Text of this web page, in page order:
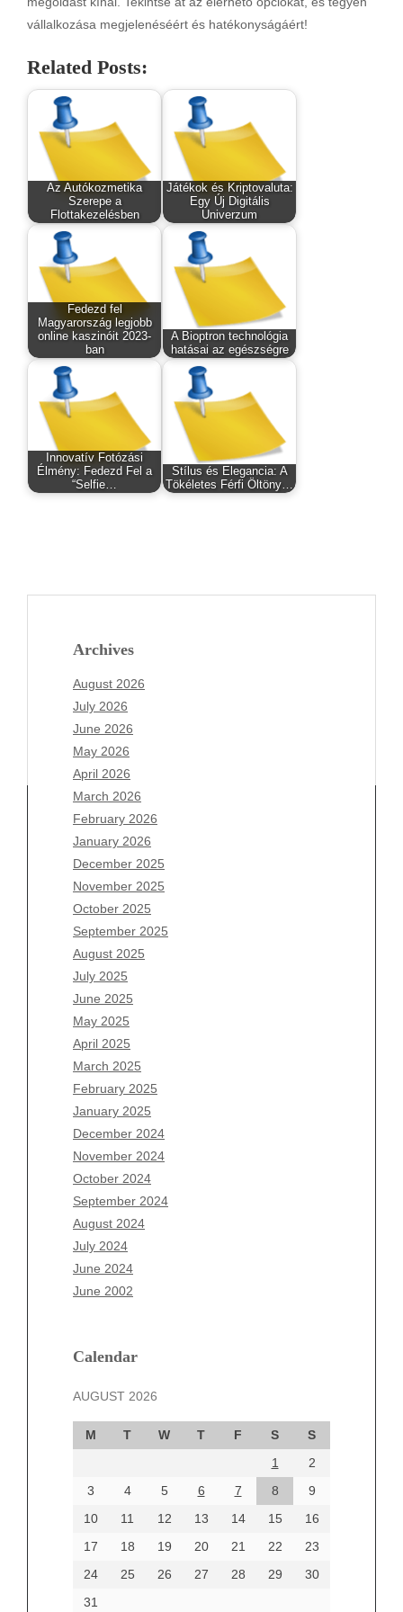
vállalkozása megjelenéséért és hatékonyságáért!
Related Posts:
Az Autókozmetika
Szerepe a
Flottakezelésben
Játékok és Kriptovaluta:
Egy Új Digitális
Univerzum
Fedezd fel
Magyarország legjobb
online kaszinóit 2023-
ban
A Bioptron technológia
hatásai az egészségre
Innovatív Fotózási
Élmény: Fedezd Fel a
“Selfie…
Stílus és Elegancia: A
Tökéletes Férfi Öltöny…
Archives
August 2026
July 2026
June 2026
May 2026
April 2026
March 2026
February 2026
January 2026
December 2025
November 2025
October 2025
September 2025
August 2025
July 2025
June 2025
May 2025
April 2025
March 2025
February 2025
January 2025
December 2024
November 2024
October 2024
September 2024
August 2024
July 2024
June 2024
June 2002
Calendar
AUGUST 2026
M T W T F S
S
1
2
3
4 5 6 7 8
9
10
11 12 13 14 15
16
17
18 19 20 21 22
23
24
25 26 27 28 29
30
31
Archives
August 2026
July 2026
June 2026
May 2026
April 2026
March 2026
February 2026
January 2026
December 2025
November 2025
October 2025
September 2025
August 2025
July 2025
June 2025
May 2025
April 2025
March 2025
December 2024
October 2024
September 2024
August 2024
June 2024
Categories